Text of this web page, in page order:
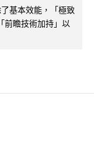
基本效能，「極致
前瞻技術加持」以